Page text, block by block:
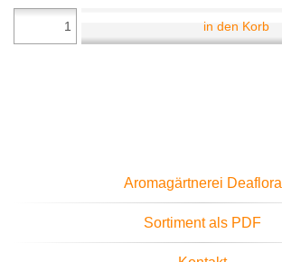
in den Korb
Aromagärtnerei Deaflora
Sortiment als PDF